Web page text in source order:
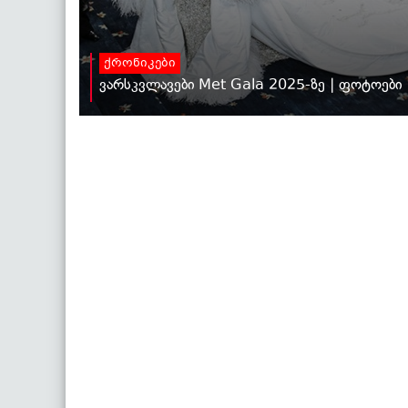
ქრონიკები
ვარსკვლავები Met Gala 2025-ზე | ფოტოები